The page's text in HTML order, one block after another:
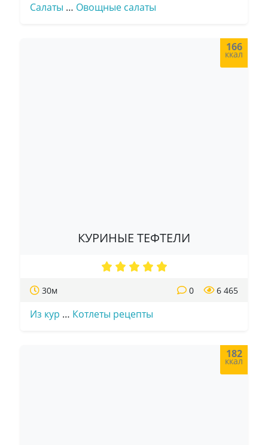
Салаты … Овощные салаты
166
ккал
КУРИНЫЕ ТЕФТЕЛИ
30м 6 465
0
Из кур … Котлеты рецепты
182
ккал